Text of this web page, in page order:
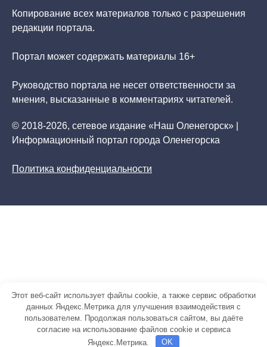
Копирование всех материалов только с разрешения
редакции портала.
Портал может содержать материалы 16+
Руководство портала не несет ответственности за
мнения, высказанные в комментариях читателей.
© 2018-2026, сетевое издание «Наш Оленегорск» |
Информационный портал города Оленегорска
Политика конфиденциальности
Этот веб-сайт использует файлы cookie, а также сервис обработки
данных Яндекс.Метрика для улучшения взаимодействия с
пользователем. Продолжая пользоваться сайтом, вы даёте
согласие на использование файлов cookie и сервиса
Яндекс.Метрика.
OK